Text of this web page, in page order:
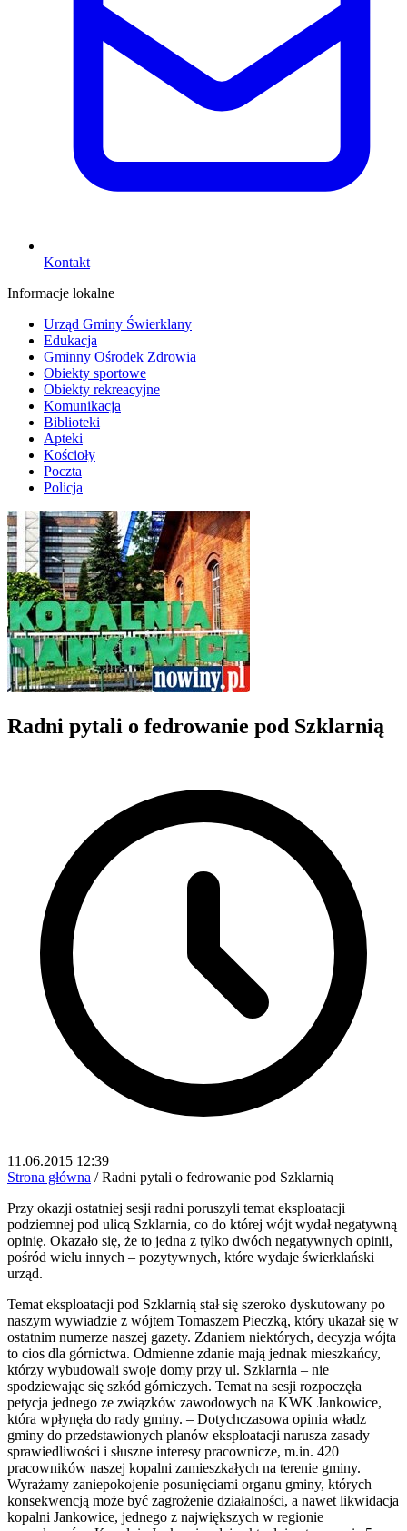
Kontakt
Informacje lokalne
Urząd Gminy Świerklany
Edukacja
Gminny Ośrodek Zdrowia
Obiekty sportowe
Obiekty rekreacyjne
Komunikacja
Biblioteki
Apteki
Kościoły
Poczta
Policja
Radni pytali o fedrowanie pod Szklarnią
11.06.2015 12:39
Strona główna / Radni pytali o fedrowanie pod Szklarnią
Przy okazji ostatniej sesji radni poruszyli temat eksploatacji
podziemnej pod ulicą Szklarnia, co do której wójt wydał negatywną
opinię. Okazało się, że to jedna z tylko dwóch negatywnych opinii,
pośród wielu innych – pozytywnych, które wydaje świerklański
urząd.
Temat eksploatacji pod Szklarnią stał się szeroko dyskutowany po
naszym wywiadzie z wójtem Tomaszem Pieczką, który ukazał się w
ostatnim numerze naszej gazety. Zdaniem niektórych, decyzja wójta
to cios dla górnictwa. Odmienne zdanie mają jednak mieszkańcy,
którzy wybudowali swoje domy przy ul. Szklarnia – nie
spodziewając się szkód górniczych. Temat na sesji rozpoczęła
petycja jednego ze związków zawodowych na KWK Jankowice,
która wpłynęła do rady gminy. – Dotychczasowa opinia władz
gminy do przedstawionych planów eksploatacji narusza zasady
sprawiedliwości i słuszne interesy pracownicze, m.in. 420
pracowników naszej kopalni zamieszkałych na terenie gminy.
Wyrażamy zaniepokojenie posunięciami organu gminy, których
konsekwencją może być zagrożenie działalności, a nawet likwidacja
kopalni Jankowice, jednego z największych w regionie